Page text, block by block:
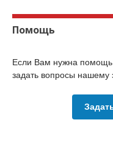
Помощь
Если Вам нужна
задать вопросы нашему